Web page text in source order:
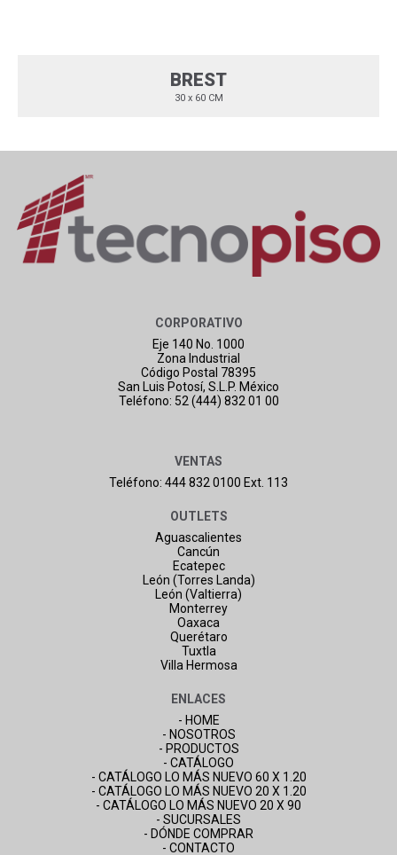
BREST
30 x 60 CM
CORPORATIVO
Eje 140 No. 1000
Zona Industrial
Código Postal 78395
San Luis Potosí, S.L.P. México
Teléfono: 52 (444) 832 01 00
VENTAS
Teléfono: 444 832 0100 Ext. 113
OUTLETS
Aguascalientes
Cancún
Ecatepec
León (Torres Landa)
León (Valtierra)
Monterrey
Oaxaca
Querétaro
Tuxtla
Villa Hermosa
ENLACES
- HOME
- NOSOTROS
- PRODUCTOS
- CATÁLOGO
- CATÁLOGO LO MÁS NUEVO 60 X 1.20
- CATÁLOGO LO MÁS NUEVO 20 X 1.20
- CATÁLOGO LO MÁS NUEVO 20 X 90
- SUCURSALES
- DÓNDE COMPRAR
- CONTACTO